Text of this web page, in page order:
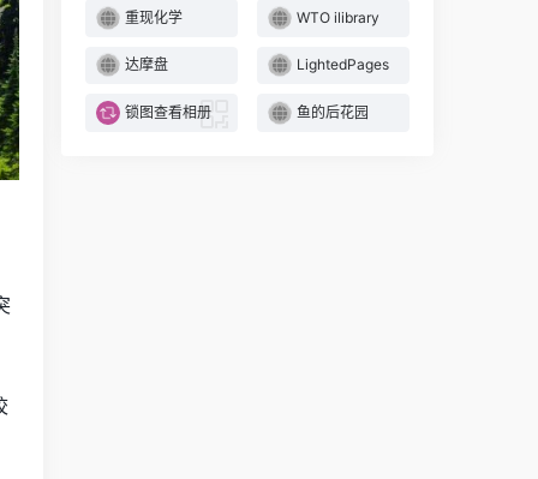
重现化学 WTO ilibrary
达摩盘 LightedPages
锁图查看相册 鱼的后花园